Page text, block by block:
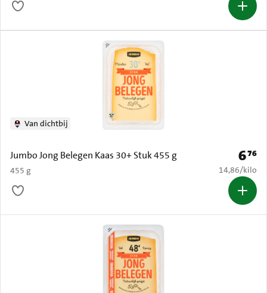
Jumbo Jong Belegen Kaas 30+ Stuk 455 g
455 g
Van dichtbij
Prijs:
676
€ 14,86 per
14,86/kilo